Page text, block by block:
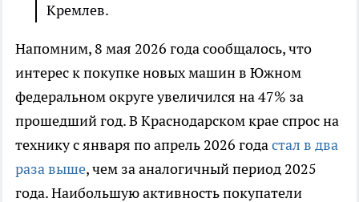
Кремлев.
Напомним, 8 мая 2026 года сообщалось, что
интерес к покупке новых машин в Южном
федеральном округе увеличился на 47% за
прошедший год. В Краснодарском крае спрос на
технику с января по апрель 2026 годастал в два
раза выше, чем за аналогичный период 2025
года. Наибольшую активность покупатели